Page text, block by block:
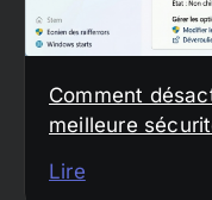
Comment
meilleure
Lire